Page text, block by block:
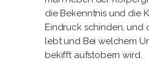
die Bekenntnis und die
Eindruck schinden, und
lebt und Bei welchem
bekifft aufstobern wird.